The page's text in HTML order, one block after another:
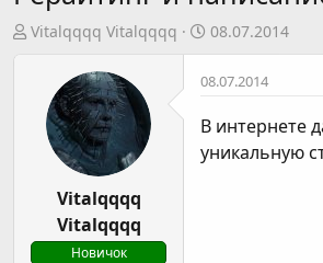
А
Vitalqqqq Vitalqqqq
Д
а
т
с
т
08.07.2014
Vitalqqqq
Vitalqqqq
Новичок
08.07.2014
В интернете
уникальную